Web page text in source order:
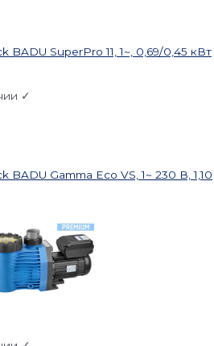
BADU SuperPro 11, 1~, 0,69/0,45 кВт
✓
BADU Gamma Eco VS, 1~ 230 В, 1,10